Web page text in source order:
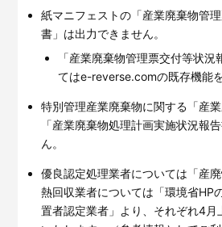
紙マニフェストの「産業廃棄物管
書」は出力できません。
「産業廃棄物管理票交付等状
てはe-reverse.comの既存機能
特別管理産業廃棄物に関する「産業
「産業廃棄物処理計画実施状況報
ん。
優良認定処理業者については「産
熱回収業者については「環境省HP
置者認定業者」より、それぞれ4月